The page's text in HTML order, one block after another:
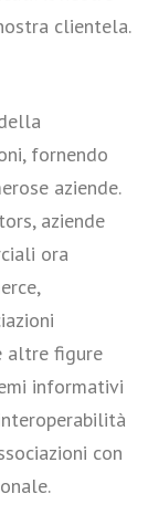
clientela.
fornendo
aziende.
aziende
ora
altre figure
informativi
con